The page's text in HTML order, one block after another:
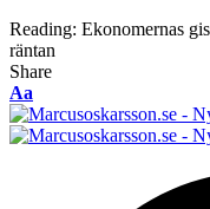
Reading: Ekonomernas
räntan
Share
Font
Resizer
Aa